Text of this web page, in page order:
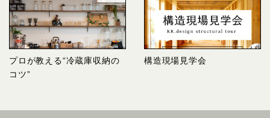
プロが教える“冷蔵庫収納の
コツ”
構造現場見学会